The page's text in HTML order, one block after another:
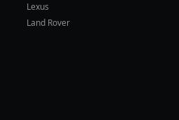
Lexus
Land Rover